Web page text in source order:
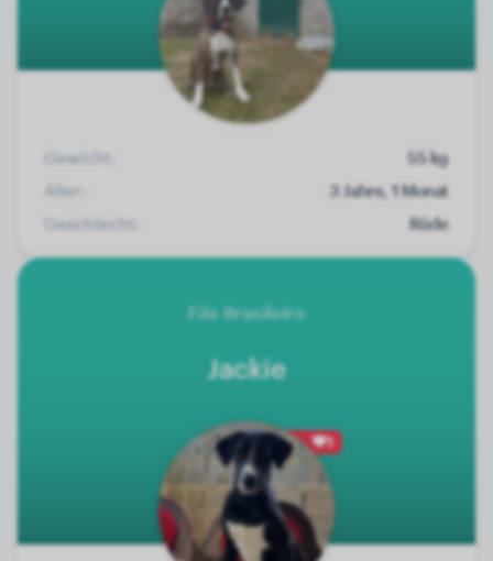
Gewicht:
55 kg
Alter:
3 Jahre, 1 Monat
Geschlecht:
Rüde
Fila Brasileiro
Jackie
1